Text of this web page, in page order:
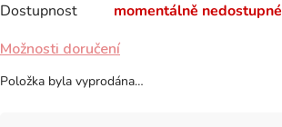
Dostupnost momentálně nedostupné
Možnosti doručení
Položka byla vyprodána…